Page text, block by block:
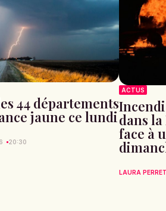
44 départements
jaune ce lundi
20:30
ACTUS
dans
face à
LAURA